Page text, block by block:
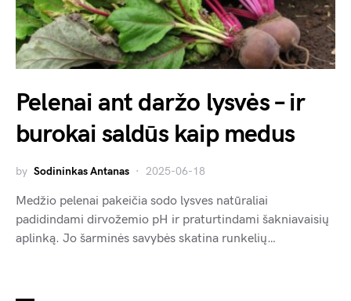
Pelenai ant daržo lysvės – ir
burokai saldūs kaip medus
by Sodininkas Antanas 2025-06-18
Medžio pelenai pakeičia sodo lysves natūraliai
padidindami dirvožemio pH ir praturtindami šakniavaisių
aplinką. Jo šarminės savybės skatina runkelių…